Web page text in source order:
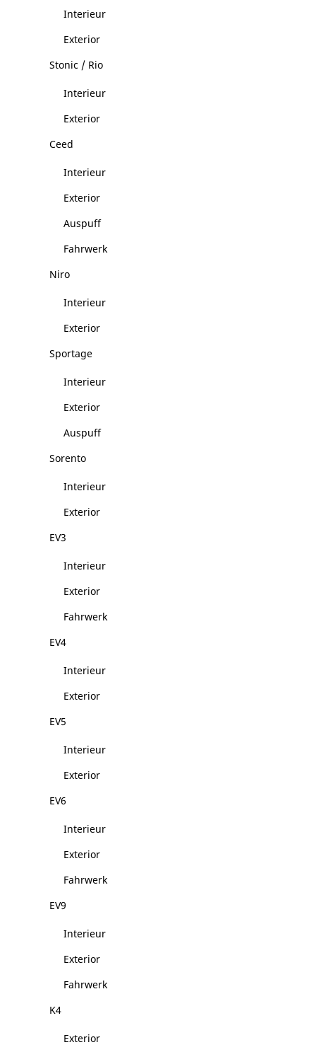
Interieur
Exterior
Stonic / Rio
Interieur
Exterior
Ceed
Interieur
Exterior
Auspuff
Fahrwerk
Niro
Interieur
Exterior
Sportage
Interieur
Exterior
Auspuff
Sorento
Interieur
Exterior
EV3
Interieur
Exterior
Fahrwerk
EV4
Interieur
Exterior
EV5
Interieur
Exterior
EV6
Interieur
Exterior
Fahrwerk
EV9
Interieur
Exterior
Fahrwerk
K4
Exterior